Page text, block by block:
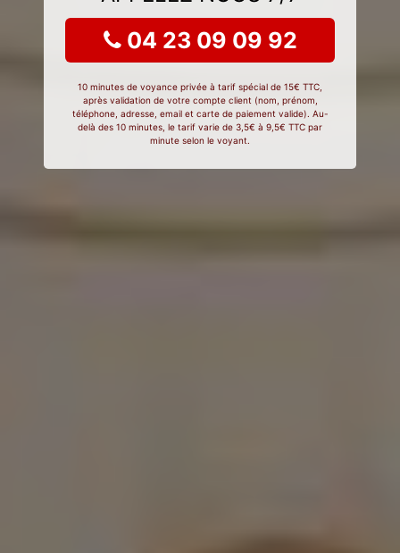
04 23 09 09 92
10 minutes de voyance privée à tarif spécial de 15€ TTC,
après validation de votre compte client (nom, prénom,
téléphone, adresse, email et carte de paiement valide). Au-
delà des 10 minutes, le tarif varie de 3,5€ à 9,5€ TTC par
minute selon le voyant.